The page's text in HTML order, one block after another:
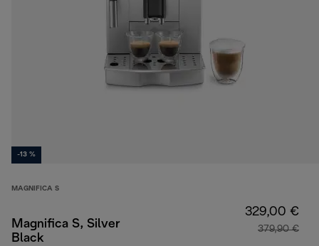
-13 %
MAGNIFICA S
Magnifica S, Silver
Black
329,00 €
379,90 €